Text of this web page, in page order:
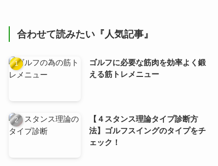
合わせて読みたい『人気記事』
ゴルフに必要な筋肉を効率よく鍛
える筋トレメニュー
【４スタンス理論タイプ診断方
法】ゴルフスイングのタイプをチ
ェック！